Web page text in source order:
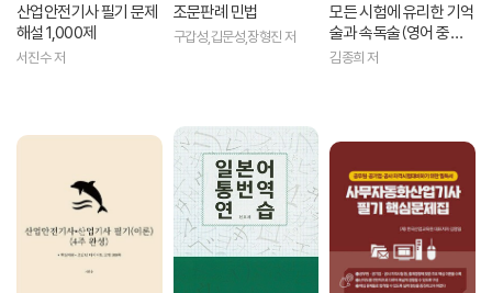
산업안전기사 필기 문제
해설 1,000제
서진수 저
조문판례 민법
구갑성,깁문성,장형진 저
모든 시험에 유리한 기억
술과 속독술(영어 중국
어 일본어 입문 개정증보
김종희 저